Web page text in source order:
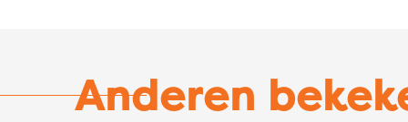
Anderen